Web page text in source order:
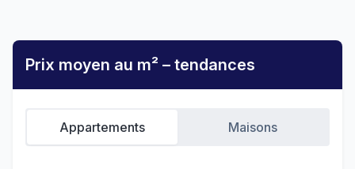
Prix moyen au m² – tendances
Appartements Maisons